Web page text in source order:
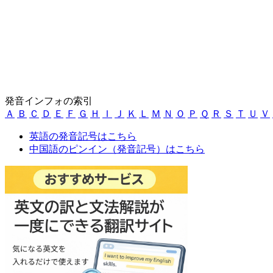
発音インフォの索引
Ａ
Ｂ Ｃ Ｄ Ｅ Ｆ Ｇ Ｈ Ｉ Ｊ Ｋ Ｌ Ｍ Ｎ Ｏ Ｐ Ｑ Ｒ Ｓ Ｔ Ｕ Ｖ
英語の発音記号はこちら
中国語のピンイン（発音記号）はこちら